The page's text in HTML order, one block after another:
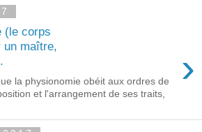
(le corps
un maître,
›
la physionomie obéit aux ordres de
et l'arrangement de ses traits,